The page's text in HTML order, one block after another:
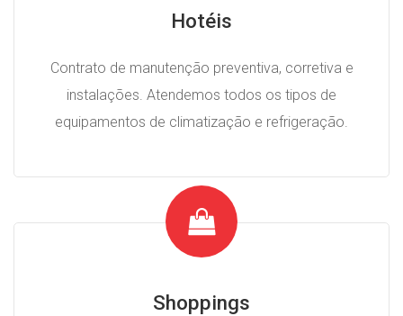
Hotéis
Contrato de manutenção preventiva, corretiva e
instalações. Atendemos todos os tipos de
equipamentos de climatização e refrigeração.
Shoppings